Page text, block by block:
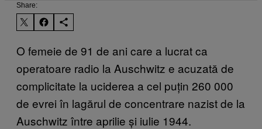
Share:
O femeie de 91 de ani care a lucrat ca
operatoare radio la Auschwitz e acuzată de
complicitate la uciderea a cel puțin 260 000
de evrei în lagărul de concentrare nazist de la
Auschwitz între aprilie și iulie 1944.